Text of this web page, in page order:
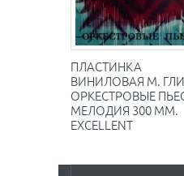
ПЛАСТИНКА
ВИНИЛОВАЯ М.
ОРКЕСТРОВЫЕ
МЕЛОДИЯ 300 ММ.
EXCELLENT